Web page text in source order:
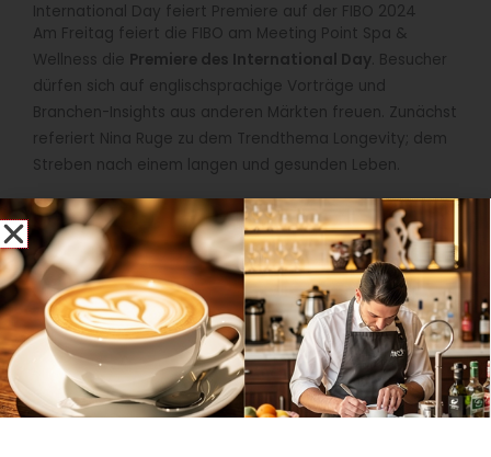
International Day feiert Premiere auf der FIBO 2024
Am Freitag feiert die FIBO am Meeting Point Spa &
Wellness die Premiere des International Day . Besucher
dürfen sich auf englischsprachige Vorträge und
Branchen-Insights aus anderen Märkten freuen. Zunächst
referiert Nina Ruge zu dem Trendthema Longevity; dem
Streben nach einem langen und gesunden Leben.
„Die FIBO bietet dem neuen Megatrend ,Healthy
Longevity‘ eine Plattform: Großartig! Wir blättern das
Spektrum der Möglichkeiten auf, lange gesund und fit zu
bleiben. Hier interagieren medizinische Erkenntnisse,
Diagnostik ,für Zuhause‘, Wellness und Fitness für die
Gesundheit sowie das Wohlbefinden aller!“, so
WissenschaftsjournalistinNina Ruge.